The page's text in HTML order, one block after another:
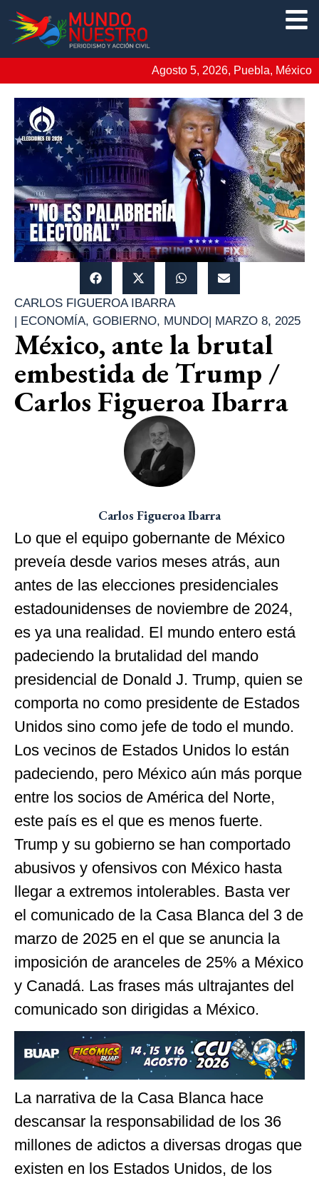
Agosto 5, 2026, Puebla, México
CARLOS FIGUEROA IBARRA
| ECONOMÍA, GOBIERNO, MUNDO| MARZO 8, 2025
México, ante la brutal
embestida de Trump /
Carlos Figueroa Ibarra
Carlos Figueroa Ibarra
Lo que el equipo gobernante de México
preveía desde varios meses atrás, aun
antes de las elecciones presidenciales
estadounidenses de noviembre de 2024,
es ya una realidad. El mundo entero está
padeciendo la brutalidad del mando
presidencial de Donald J. Trump, quien se
comporta no como presidente de Estados
Unidos sino como jefe de todo el mundo.
Los vecinos de Estados Unidos lo están
padeciendo, pero México aún más porque
entre los socios de América del Norte,
este país es el que es menos fuerte.
Trump y su gobierno se han comportado
abusivos y ofensivos con México hasta
llegar a extremos intolerables. Basta ver
el comunicado de la Casa Blanca del 3 de
marzo de 2025 en el que se anuncia la
imposición de aranceles de 25% a México
y Canadá. Las frases más ultrajantes del
comunicado son dirigidas a México.
La narrativa de la Casa Blanca hace
descansar la responsabilidad de los 36
millones de adictos a diversas drogas que
existen en los Estados Unidos, de los